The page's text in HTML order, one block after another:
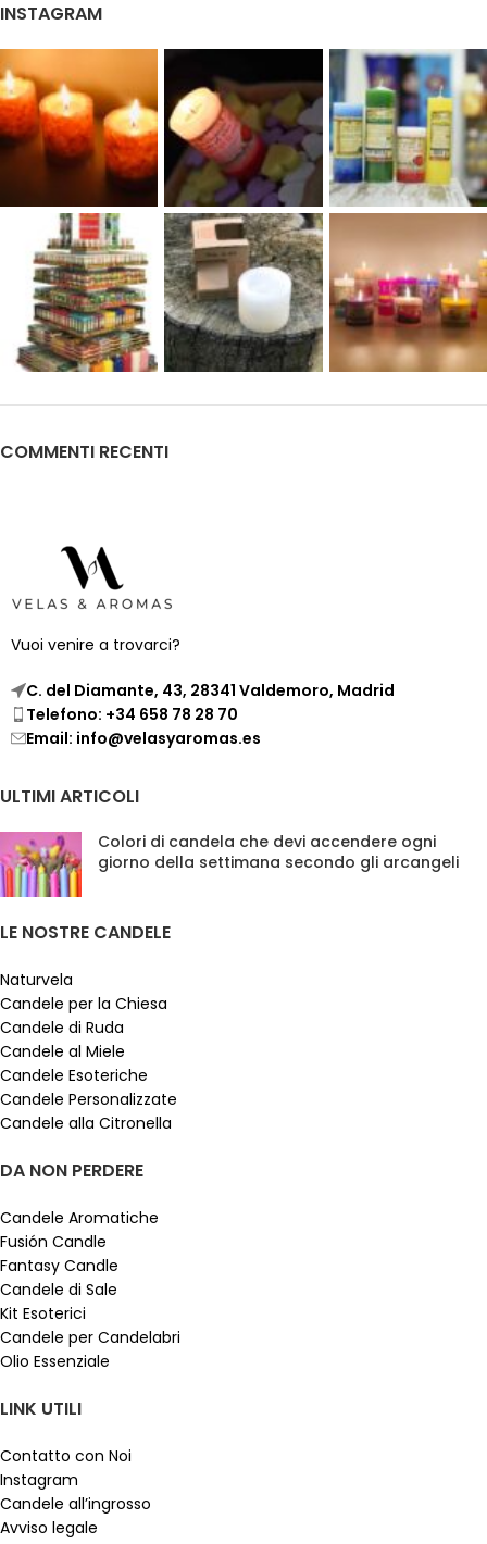
INSTAGRAM
COMMENTI RECENTI
Vuoi venire a trovarci?
C. del Diamante, 43, 28341 Valdemoro, Madrid
Telefono: +34 658 78 28 70
Email: info@velasyaromas.es
ULTIMI ARTICOLI
Colori di candela che devi accendere ogni
giorno della settimana secondo gli arcangeli
LE NOSTRE CANDELE
Naturvela
Candele per la Chiesa
Candele di Ruda
Candele al Miele
Candele Esoteriche
Candele Personalizzate
Candele alla Citronella
DA NON PERDERE
Candele Aromatiche
Fusión Candle
Fantasy Candle
Candele di Sale
Kit Esoterici
Candele per Candelabri
Olio Essenziale
LINK UTILI
Contatto con Noi
Instagram
Candele all’ingrosso
Avviso legale